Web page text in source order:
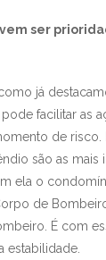
ser
já
facilitar as
de risco.
são as mais
ela o
de
É com
estabilidade.